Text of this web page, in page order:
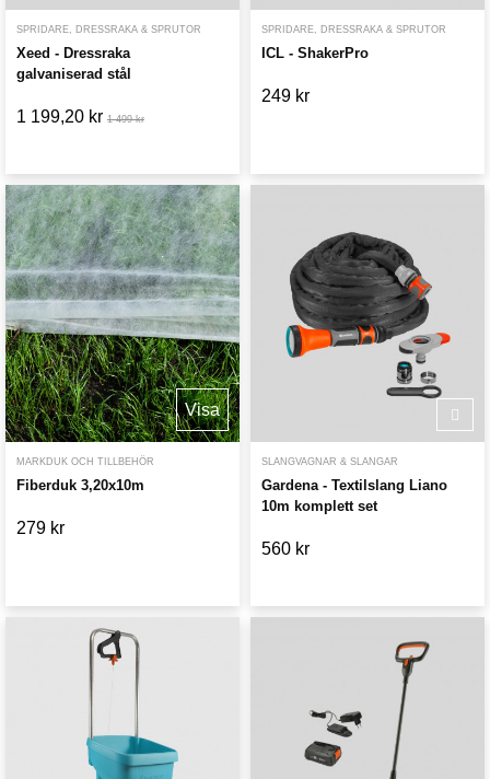
SPRIDARE, DRESSRAKA & SPRUTOR
Xeed - Dressraka
galvaniserad stål
1 199,20 kr 1 499 kr
SPRIDARE, DRESSRAKA & SPRUTOR
ICL - ShakerPro
249 kr
Visa
MARKDUK OCH TILLBEHÖR
Fiberduk 3,20x10m
279 kr
SLANGVAGNAR & SLANGAR
Gardena - Textilslang Liano
10m komplett set
560 kr